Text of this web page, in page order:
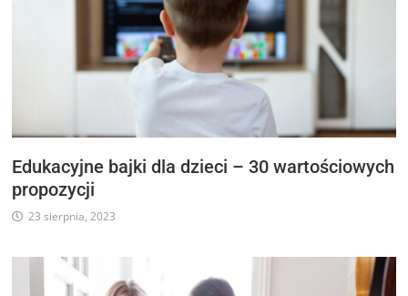
Edukacyjne bajki dla dzieci – 30 wartościowych
propozycji
23 sierpnia, 2023